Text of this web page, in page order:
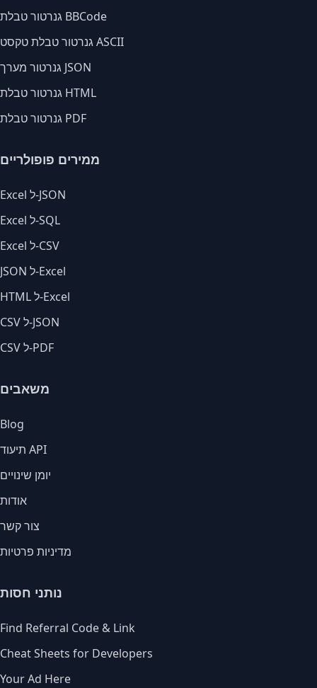
גנרטור טבלת BBCode
גנרטור טבלת טקסט ASCII
גנרטור מערך JSON
גנרטור טבלת HTML
גנרטור טבלת PDF
ממירים פופולריים
Excel ל-JSON
Excel ל-SQL
Excel ל-CSV
JSON ל-Excel
HTML ל-Excel
CSV ל-JSON
CSV ל-PDF
משאבים
Blog
תיעוד API
יומן שינויים
אודות
צור קשר
מדיניות פרטיות
נותני חסות
Find Referral Code & Link
Cheat Sheets for Developers
Your Ad Here